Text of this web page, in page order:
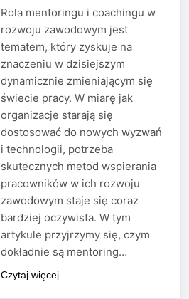
Rola mentoringu i coachingu w
rozwoju zawodowym jest
tematem, który zyskuje na
znaczeniu w dzisiejszym
dynamicznie zmieniającym się
świecie pracy. W miarę jak
organizacje starają się
dostosować do nowych wyzwań
i technologii, potrzeba
skutecznych metod wspierania
pracowników w ich rozwoju
zawodowym staje się coraz
bardziej oczywista. W tym
artykule przyjrzymy się, czym
dokładnie są mentoring…
Czytaj więcej